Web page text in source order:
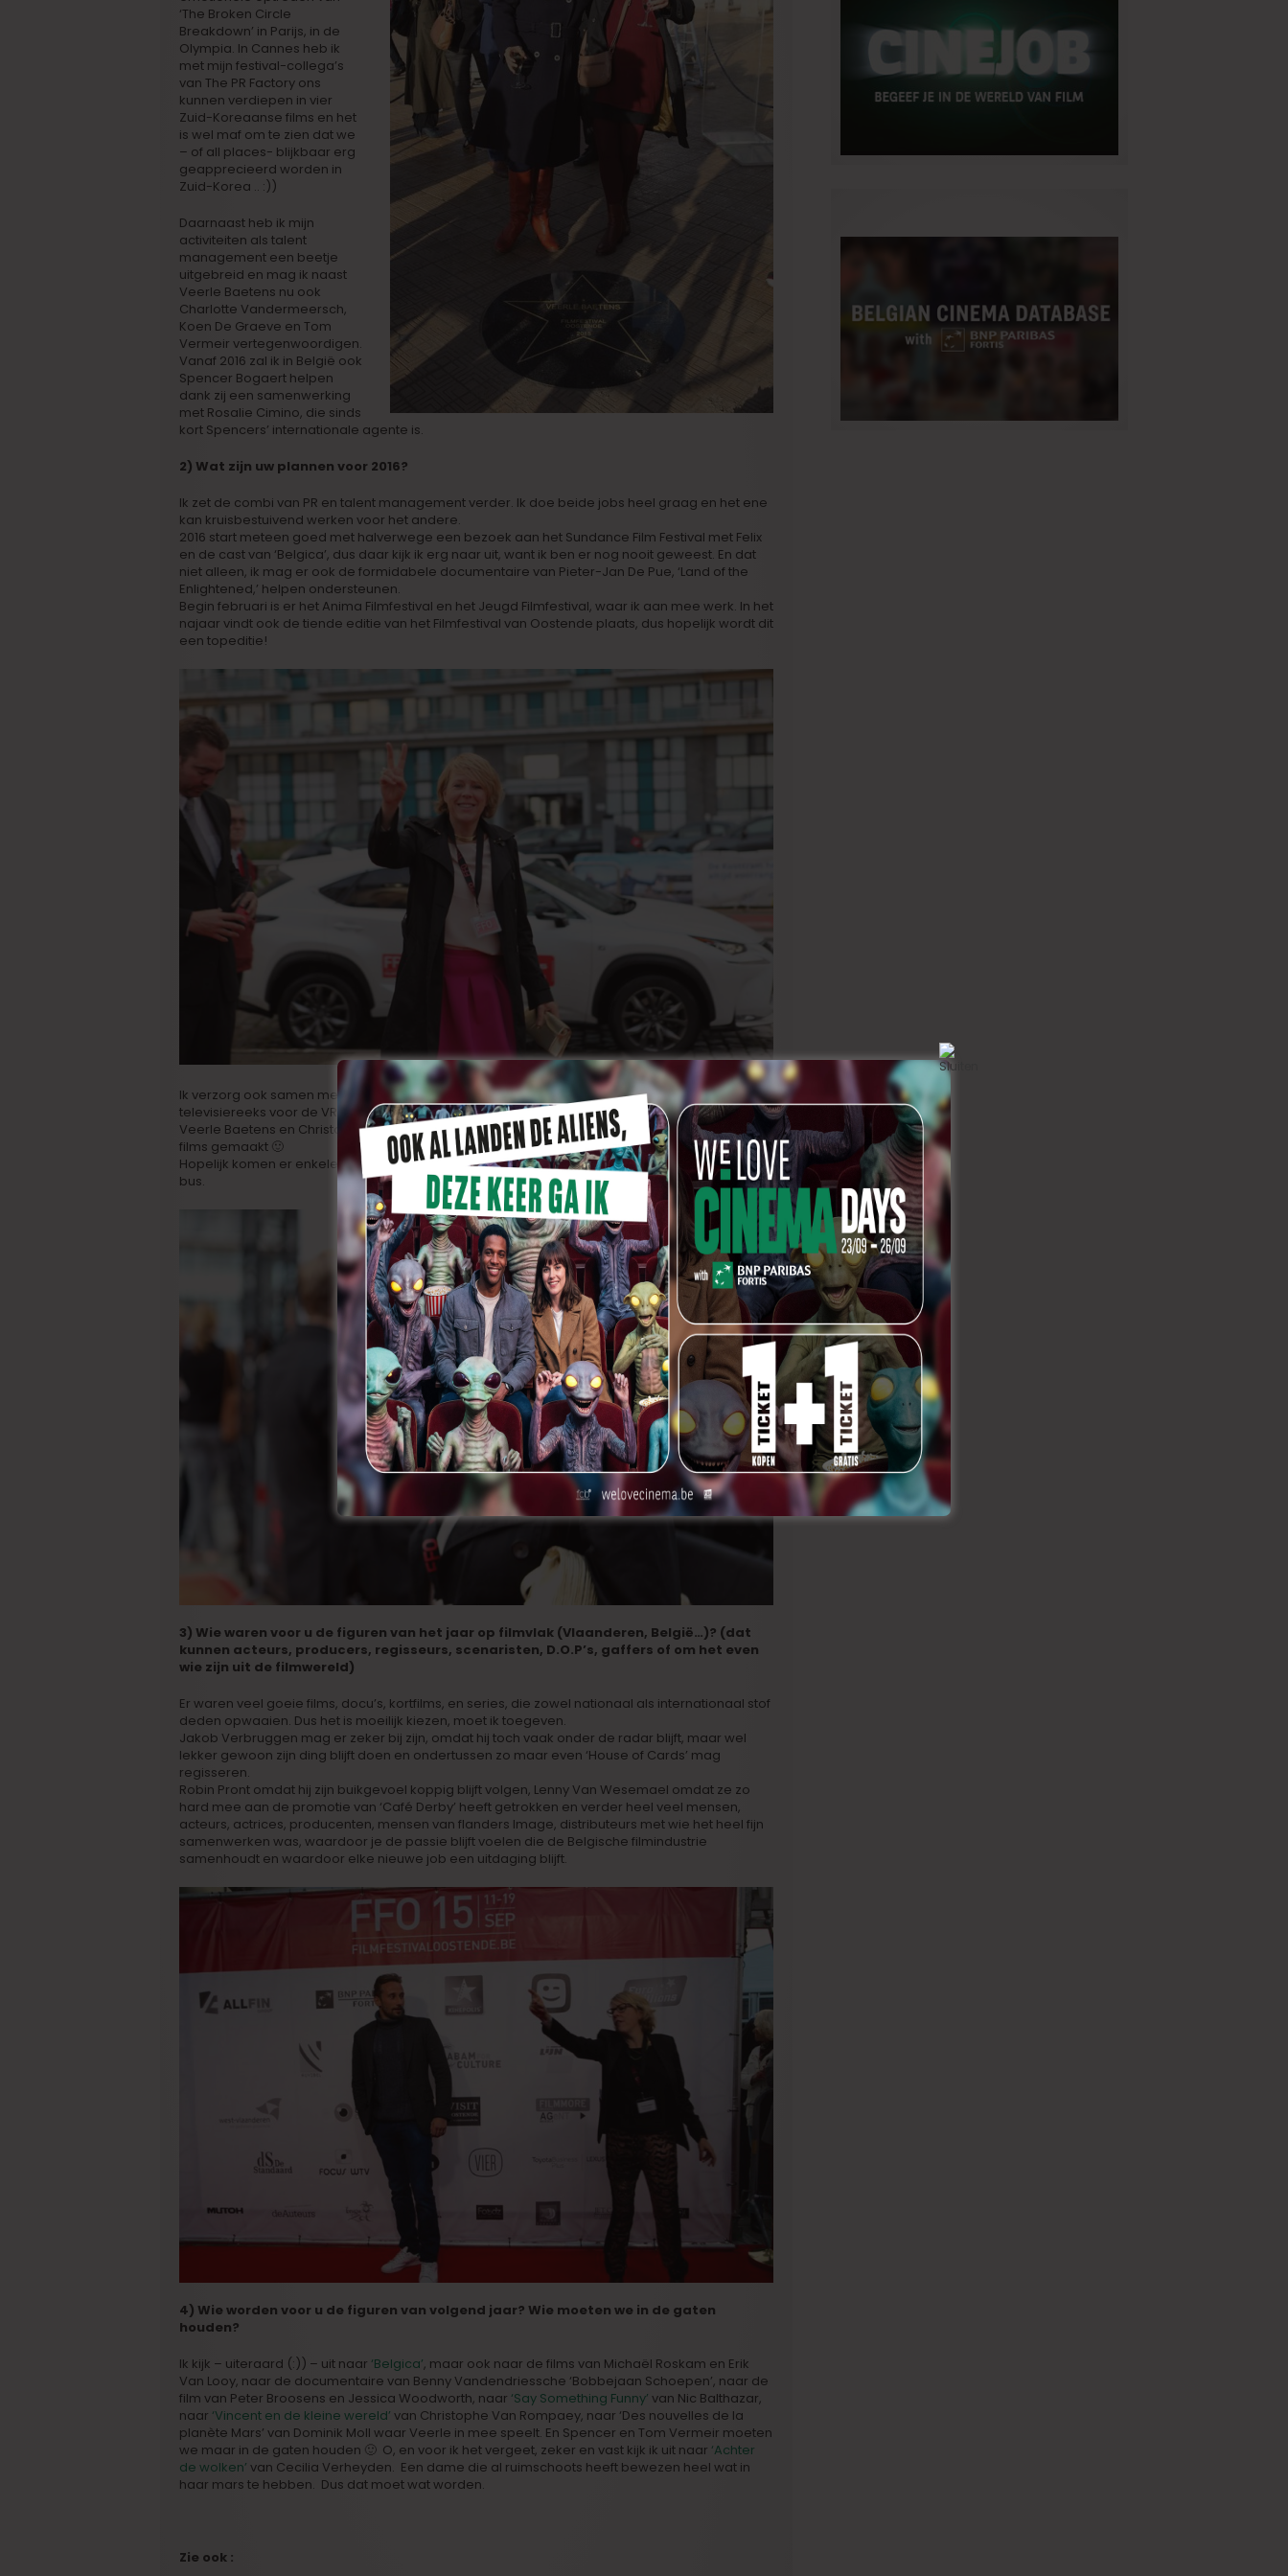
‘The Broken Circle
Breakdown’ in Parijs, in de
Olympia. In Cannes heb ik
met mijn festival-collega’s
van The PR Factory ons
kunnen verdiepen in vier
Zuid-Koreaanse films en het
is wel maf om te zien dat we
– of all places- blijkbaar erg
geapprecieerd worden in
Zuid-Korea .. :))
Daarnaast heb ik mijn
activiteiten als talent
management een beetje
uitgebreid en mag ik naast
Veerle Baetens nu ook
Charlotte Vandermeersch,
Koen De Graeve en Tom
Vermeir vertegenwoordigen.
Vanaf 2016 zal ik in België ook
Spencer Bogaert helpen
dank zij een samenwerking
met Rosalie Cimino, die sinds
kort Spencers’ internationale agente is.
2) Wat zijn uw plannen voor 2016?
Ik zet de combi van PR en talent management verder. Ik doe beide jobs heel graag en het ene
kan kruisbestuivend werken voor het andere.
2016 start meteen goed met halverwege een bezoek aan het Sundance Film Festival met Felix
en de cast van ‘Belgica’, dus daar kijk ik erg naar uit, want ik ben er nog nooit geweest. En dat
niet alleen, ik mag er ook de formidabele documentaire van Pieter-Jan De Pue, ‘Land of the
Enlightened,’ helpen ondersteunen.
Begin februari is er het Anima Filmfestival en het Jeugd Filmfestival, waar ik aan mee werk. In het
najaar vindt ook de tiende editie van het Filmfestival van Oostende plaats, dus hopelijk wordt dit
een topeditie!
Ik verzorg ook samen met de VRT de persrelaties voor ‘Tabula Rasa’, een nieuwe
televisiereeks voor de VRT, geproduceerd door Caviar en geschreven door Malin Sarah Gozin,
Veerle Baetens en Christophe Dierickx. En er worden uiteraard een aantal nieuwe Vlaamse
films gemaakt 🙂
Hopelijk komen er enkele leuke projecten voor Koen, Tom, Charlotte, Veerle en Spencer uit de
bus.
3) Wie waren voor u de figuren van het jaar op filmvlak (Vlaanderen, België…)? (dat
kunnen acteurs, producers, regisseurs, scenaristen, D.O.P’s, gaffers of om het even
wie zijn uit de filmwereld)
Er waren veel goeie films, docu’s, kortfilms, en series, die zowel nationaal als internationaal stof
deden opwaaien. Dus het is moeilijk kiezen, moet ik toegeven.
Jakob Verbruggen mag er zeker bij zijn, omdat hij toch vaak onder de radar blijft, maar wel
lekker gewoon zijn ding blijft doen en ondertussen zo maar even ‘House of Cards’ mag
regisseren.
Robin Pront omdat hij zijn buikgevoel koppig blijft volgen, Lenny Van Wesemael omdat ze zo
hard mee aan de promotie van ‘Café Derby’ heeft getrokken en verder heel veel mensen,
acteurs, actrices, producenten, mensen van flanders Image, distributeurs met wie het heel fijn
samenwerken was, waardoor je de passie blijft voelen die de Belgische filmindustrie
samenhoudt en waardoor elke nieuwe job een uitdaging blijft.
4) Wie worden voor u de figuren van volgend jaar? Wie moeten we in de gaten
houden?
Ik kijk – uiteraard (:)) – uit naar ‘Belgica’, maar ook naar de films van Michaël Roskam en Erik
Van Looy, naar de documentaire van Benny Vandendriessche ‘Bobbejaan Schoepen’, naar de
film van Peter Broosens en Jessica Woodworth, naar ‘Say Something Funny’ van Nic Balthazar,
naar ‘Vincent en de kleine wereld’ van Christophe Van Rompaey, naar ‘Des nouvelles de la
planète Mars’ van Dominik Moll waar Veerle in mee speelt. En Spencer en Tom Vermeir moeten
we maar in de gaten houden 🙂 O, en voor ik het vergeet, zeker en vast kijk ik uit naar ‘Achter
de wolken’ van Cecilia Verheyden. Een dame die al ruimschoots heeft bewezen heel wat in
haar mars te hebben. Dus dat moet wat worden.
Zie ook :